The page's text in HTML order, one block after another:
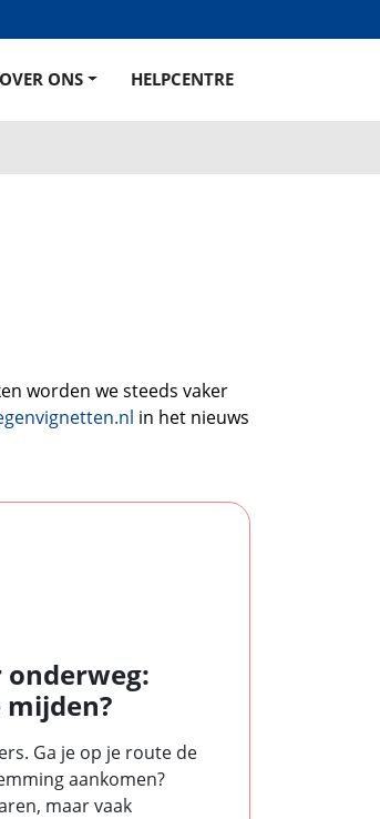
OVER ONS HELPCENTRE
worden we steeds vaker
in het nieuws
onderweg:
Ga je op je route de
aankomen?
maar vaak